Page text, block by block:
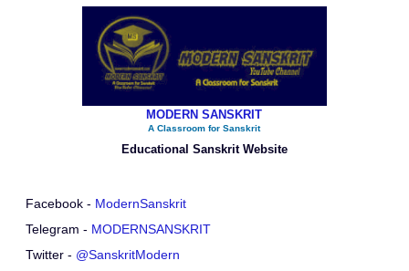
MODERN SANSKRIT
A Classroom for Sanskrit
Educational Sanskrit Website
Facebook - ModernSanskrit
Telegram - MODERNSANSKRIT
Twitter - @SanskritModern